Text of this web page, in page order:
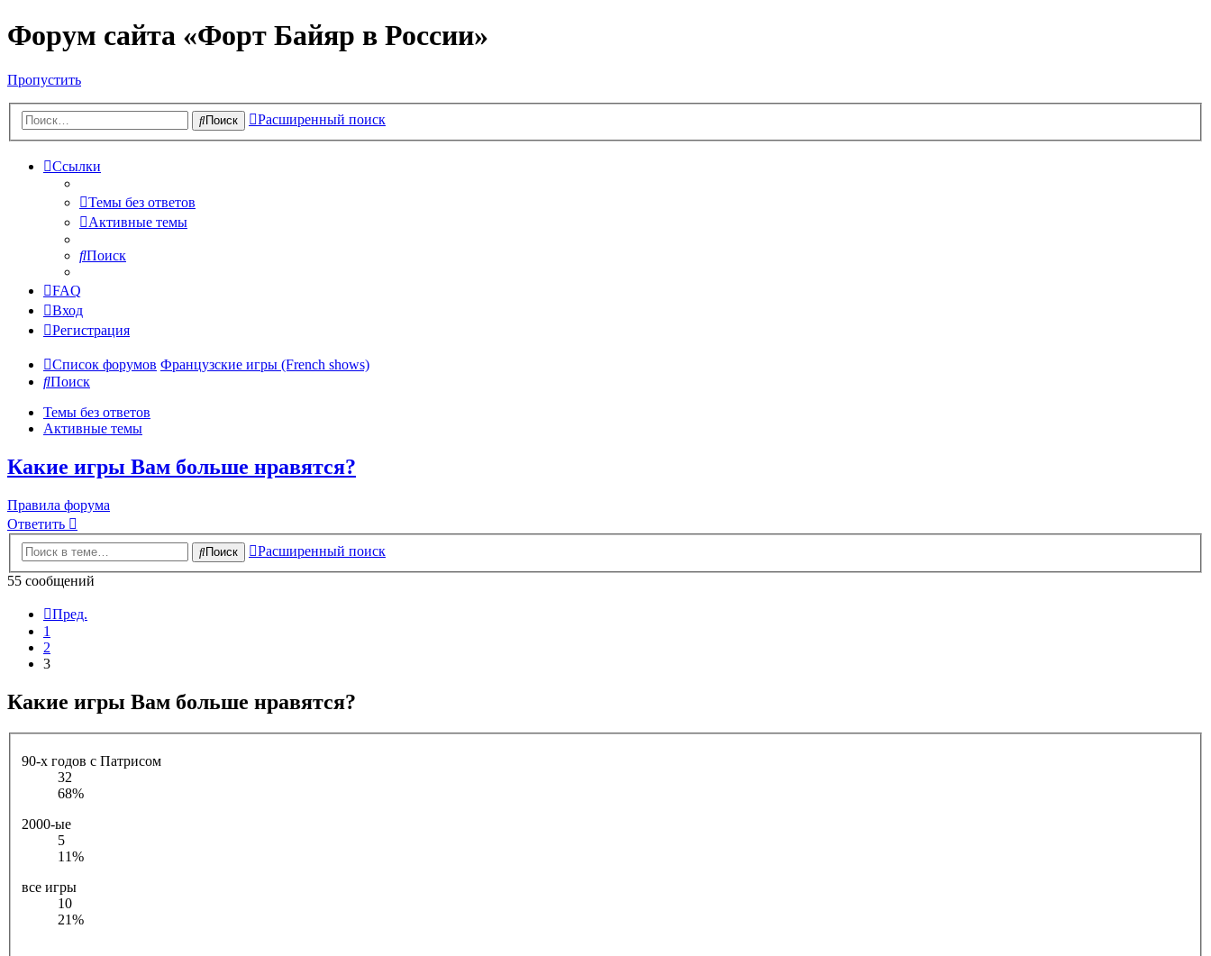
Форум сайта «Форт Байяр в России»
Пропустить
Поиск Расширенный поиск
Ссылки
Темы без ответов
Активные темы
Поиск
FAQ
Вход
Регистрация
Список форумов Французские игры (French shows)
Поиск
Темы без ответов
Активные темы
Какие игры Вам больше нравятся?
Правила форума
Ответить
Поиск
Расширенный поиск
55 сообщений
Пред.
1
2
3
Какие игры Вам больше нравятся?
90-х годов с Патрисом
32
68%
2000-ые
5
11%
все игры
10
21%